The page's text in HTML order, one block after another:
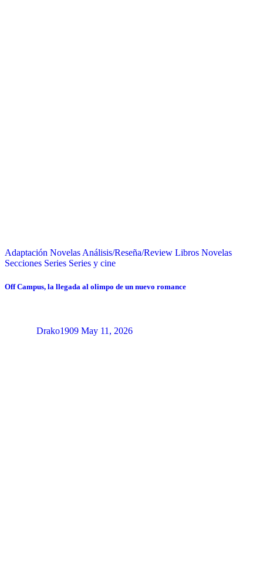
Adaptación Novelas Análisis/Reseña/Review Libros Novelas
Secciones Series Series y cine
Off Campus, la llegada al olimpo de un nuevo romance
Drako1909 May 11, 2026